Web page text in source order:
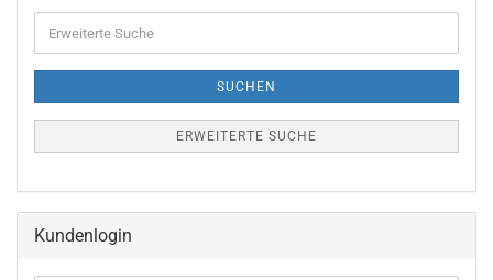
Suche
SUCHEN
ERWEITERTE SUCHE
Kundenlogin